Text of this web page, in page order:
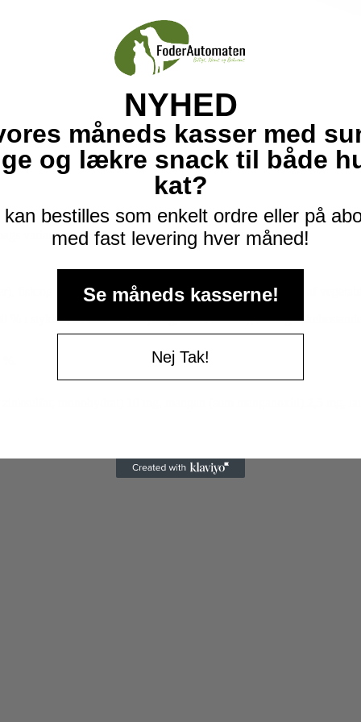
varianter.
fisk og fiskebestanddele (9 % laks i stykker) bestanddele af
i stykker, hvoraf 10 % kylling, 10 % kalkun), fisk og
monohydrat) 10 mg, mangan (som manganoxid) 2,5 mg,
NYHED
måneds kasser med
og lækre snack til både
kat?
kan bestilles som enkelt ordre eller på
med fast levering hver måned!
Se måneds kasserne!
Nej Tak!